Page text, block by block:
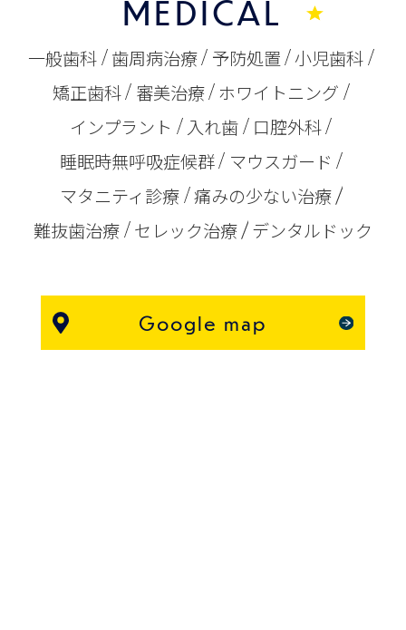
MEDICAL
一般歯科 歯周病治療 予防処置 小児歯科
矯正歯科
審美治療
ホワイトニング
インプラント
入れ歯
口腔外科
睡眠時無呼吸症候群
マウスガード
マタニティ診療 痛みの少ない治療
難抜歯治療
セレック治療 デンタルドック
Google map